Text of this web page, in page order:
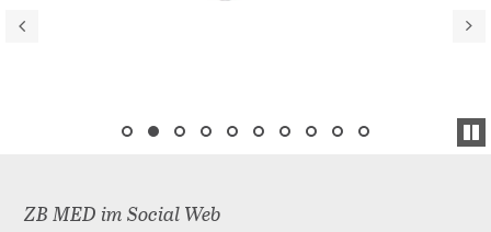
ZB MED im Social Web